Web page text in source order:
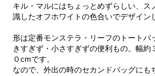
キル・マルにはちょっとめずらしい、ス
識したオフホワイトの色合いでデザイン
形は定番モンステラ・リーフのトートバ
きすぎず・小さすぎずの便利もの。幅約
０cmです。
なので、外出の時のセカンドバッグにも